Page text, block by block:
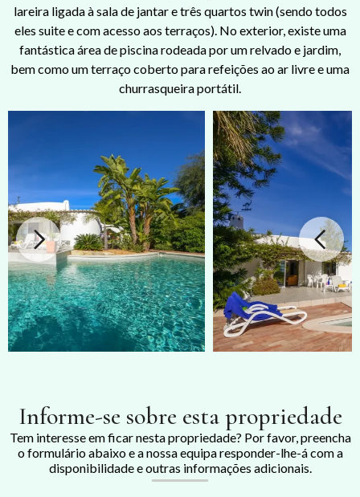
lareira ligada à sala de jantar e três quartos twin (sendo todos
eles suite e com acesso aos terraços). No exterior, existe uma
fantástica área de piscina rodeada por um relvado e jardim,
bem como um terraço coberto para refeições ao ar livre e uma
churrasqueira portátil.
Informe-se sobre esta propriedade
Tem interesse em ficar nesta propriedade? Por favor, preencha
o formulário abaixo e a nossa equipa responder-lhe-á com a
disponibilidade e outras informações adicionais.